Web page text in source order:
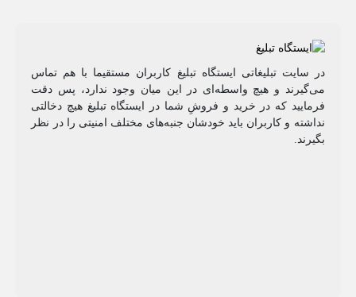
در سایت تبلیغاتی ایستگاه تبلیغ کاربران مستقیما با هم تماس
می‌گیرند و هیچ واسطه‌ای در این میان وجود ندارد، پس دقت
فرمایید که در خرید و فروشِ شما در ایستگاه تبلیغ هیچ دخالتی
نداشته و کاربران باید خودشان جنبه‌های مختلف امنیتی را در نظر
بگیرند.